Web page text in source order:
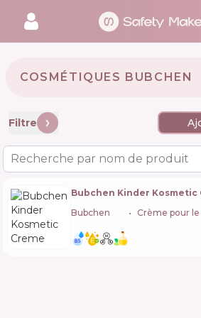
COSMÉTIQUES BUBCHEN
Filtre
Recherche par nom de produit
Bubchen Kinder Kosmetic
Bubchen
Crème pour